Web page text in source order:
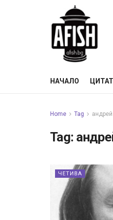
НАЧАЛО
Home Tag андрей
Tag:
ЧЕТИВА